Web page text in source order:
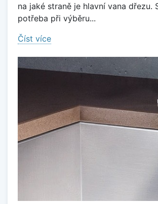
na jaké straně je hlavní vana dřezu.
potřeba při výběru...
Číst více